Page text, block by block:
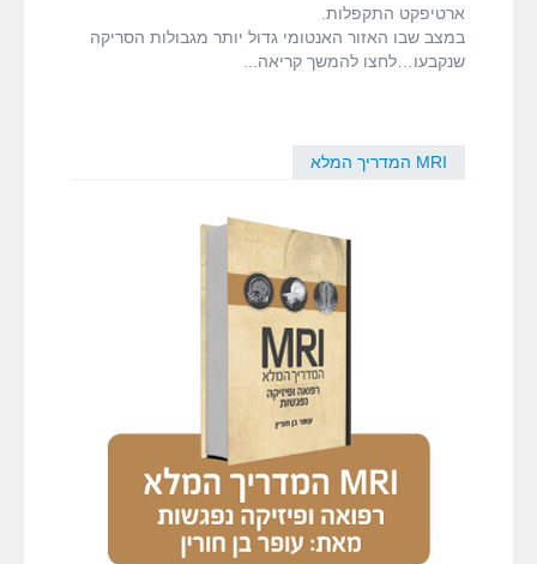
צור קשר
ארטיפקט התקפלות.
במצב שבו האזור האנטומי גדול יותר מגבולות הסריקה
שנקבעו…לחצו להמשך קריאה
MRI המדריך המלא